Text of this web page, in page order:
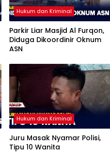
Hukum dan Kriminal
Parkir Liar Masjid Al Furqon,
Diduga Dikoordinir Oknum
ASN
Hukum dan Kriminal
Juru Masak Nyamar Polisi,
Tipu 10 Wanita